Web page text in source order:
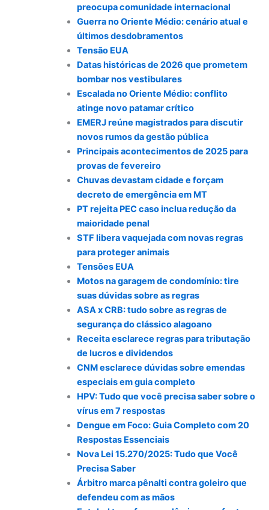
preocupa comunidade internacional
Guerra no Oriente Médio: cenário atual e
últimos desdobramentos
Tensão EUA
Datas históricas de 2026 que prometem
bombar nos vestibulares
Escalada no Oriente Médio: conflito
atinge novo patamar crítico
EMERJ reúne magistrados para discutir
novos rumos da gestão pública
Principais acontecimentos de 2025 para
provas de fevereiro
Chuvas devastam cidade e forçam
decreto de emergência em MT
PT rejeita PEC caso inclua redução da
maioridade penal
STF libera vaquejada com novas regras
para proteger animais
Tensões EUA
Motos na garagem de condomínio: tire
suas dúvidas sobre as regras
ASA x CRB: tudo sobre as regras de
segurança do clássico alagoano
Receita esclarece regras para tributação
de lucros e dividendos
CNM esclarece dúvidas sobre emendas
especiais em guia completo
HPV: Tudo que você precisa saber sobre o
vírus em 7 respostas
Dengue em Foco: Guia Completo com 20
Respostas Essenciais
Nova Lei 15.270/2025: Tudo que Você
Precisa Saber
Árbitro marca pênalti contra goleiro que
defendeu com as mãos